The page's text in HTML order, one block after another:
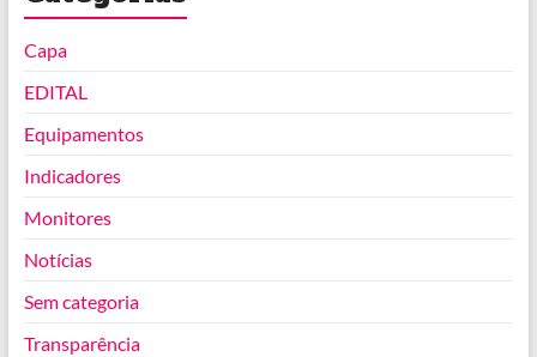
Capa
EDITAL
Equipamentos
Indicadores
Monitores
Notícias
Sem categoria
Transparência